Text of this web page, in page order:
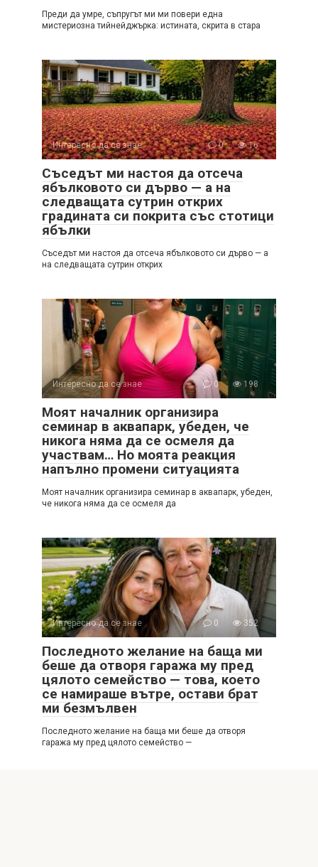
Преди да умре, съпругът ми ми повери една
мистериозна тийнейджърка: истината, скрита в стара
Интересно да се знае 0 16
Съседът ми настоя да отсеча
ябълковото си дърво — а на
следващата сутрин открих
градината си покрита със стотици
ябълки
Съседът ми настоя да отсеча ябълковото си дърво — а
на следващата сутрин открих
Интересно да се знае 0 198
Моят началник организира
семинар в аквапарк, убеден, че
никога няма да се осмеля да
участвам… Но моята реакция
напълно промени ситуацията
Моят началник организира семинар в аквапарк, убеден,
че никога няма да се осмеля да
Интересно да се знае 0 352
Последното желание на баща ми
беше да отворя гаража му пред
цялото семейство — това, което
се намираше вътре, остави брат
ми безмълвен
Последното желание на баща ми беше да отворя
гаража му пред цялото семейство —